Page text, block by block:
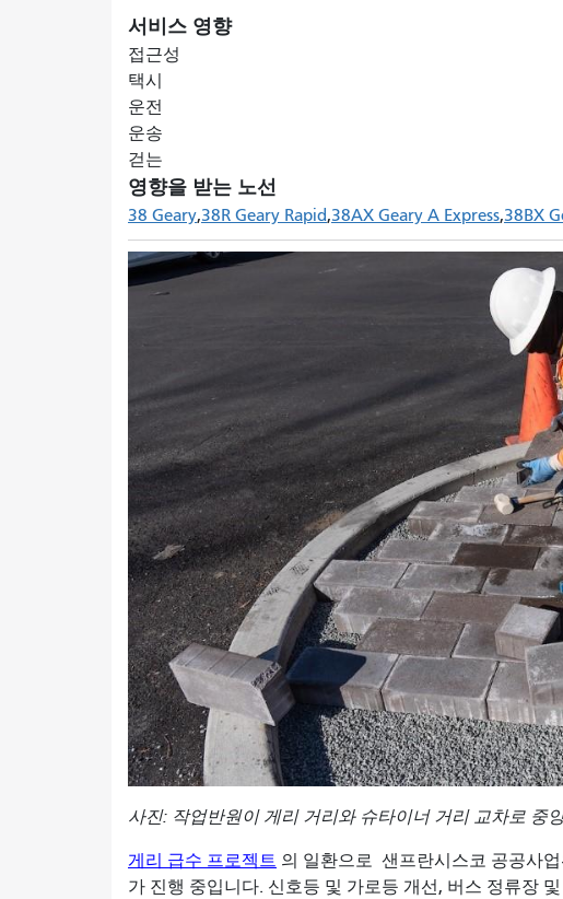
서비스 영향
접근성
택시
운전
운송
걷는
영향을 받는 노선
38 Geary 38R Geary Rapid 38AX Geary A Express 38BX
사진: 작업반원이 게리 거리와 슈타이너 거리 교차로 중
게리 급수 프로젝트 의 일환으로 샌프란시스코 공공사
가 진행 중입니다. 신호등 및 가로등 개선, 버스 정류장